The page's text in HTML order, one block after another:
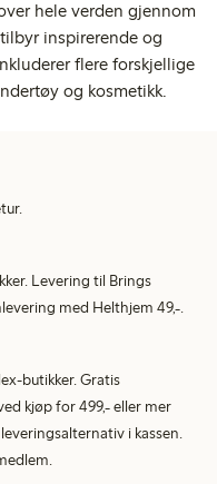
hele verden gjennom
inspirerende og
flere forskjellige
og kosmetikk.
Levering til Brings
med Helthjem 49,-.
butikker. Gratis
kjøp for 499,- eller mer
i kassen.